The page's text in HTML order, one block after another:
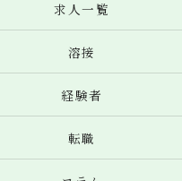
求人一覧
溶接
経験者
転職